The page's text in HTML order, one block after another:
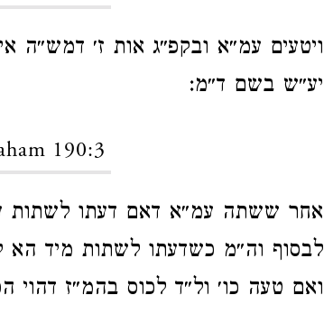
ויטעים עמ״א ובקפ״ג אות ז׳ דמש״ה
יע״ש בשם ד״מ:
190:3
אחר ששתה עמ״א דאם דעתו לשתות
לבסוף וה״מ כשדעתו לשתות מיד הא
ואם טעה כו׳ ול״ד לכוס בהמ״ז דהוי